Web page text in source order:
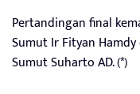
Pertandingan final
Sumut Ir Fityan Hamdy
Sumut Suharto AD. (*)